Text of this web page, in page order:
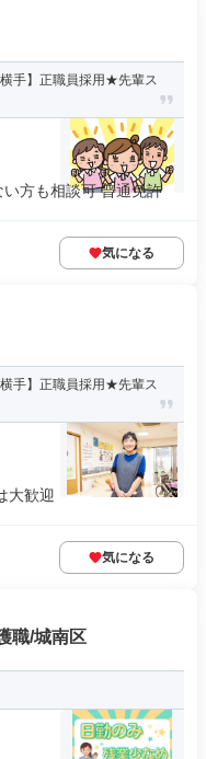
横手】正職員採用★先輩ス
方も相談可 普通免許
気になる
横手】正職員採用★先輩ス
大歓迎
気になる
職/城南区